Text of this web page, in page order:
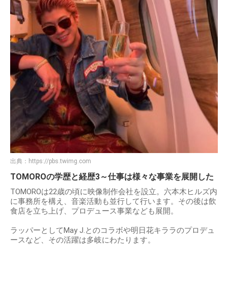
出典： https://pbs.twimg.com
TOMOROの学歴と経歴3～仕事は様々な事業を展開した
TOMOROは22歳の頃に映像制作会社を設立。六本木ヒルズ内
に事務所を構え、音楽活動も並行して行います。その後は飲
食店を立ち上げ、プロデュース事業なども展開。
ラッパーとしてMay J.とのコラボや明日花キララのプロデュ
ースなど、その活躍は多岐にわたります。